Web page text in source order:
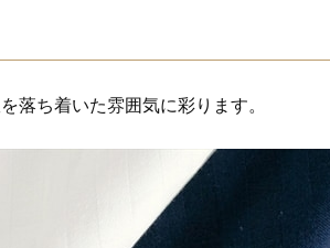
落ち着いた雰囲気に彩ります。